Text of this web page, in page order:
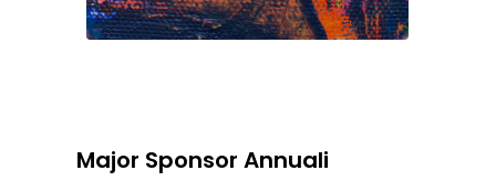
Major Sponsor Annuali